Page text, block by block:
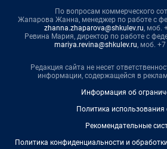
По вопросам коммерческого
Жапарова Жанна, менеджер по работе с
zhanna.zhaparova@shkulev.ru, моб.
Ревина Мария, директор по работе с
mariya.revina@shkulev.ru, моб.
Редакция сайта не несет
информации, содержащейся в
Информация об
Политика использования
Рекомендательные
Политика конфиденциальности и